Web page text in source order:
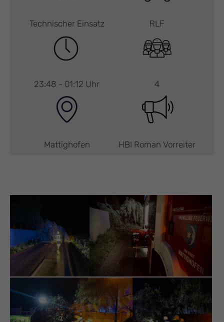
Technischer Einsatz RLF
23:48 - 01:12 Uhr 4
Mattighofen HBI Roman Vorreiter